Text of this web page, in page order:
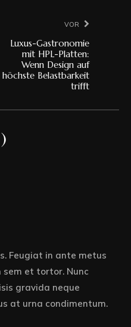
Vor
Luxus-Gastronomie
mit HPL-Platten:
Wenn Design auf
höchste Belastbarkeit
trifft
Feugiat in ante metus
et tortor. Nunc
gravida neque
at urna condimentum.